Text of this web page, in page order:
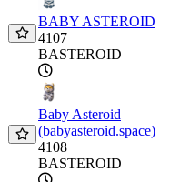
BABY ASTEROID
4107
BASTEROID
Baby Asteroid
(babyasteroid.space)
4108
BASTEROID